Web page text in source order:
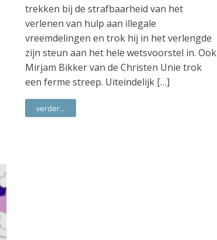
trekken bij de strafbaarheid van het
verlenen van hulp aan illegale
vreemdelingen en trok hij in het verlengde
zijn steun aan het hele wetsvoorstel in. Ook
Mirjam Bikker van de Christen Unie trok
een ferme streep. Uiteindelijk […]
verder...